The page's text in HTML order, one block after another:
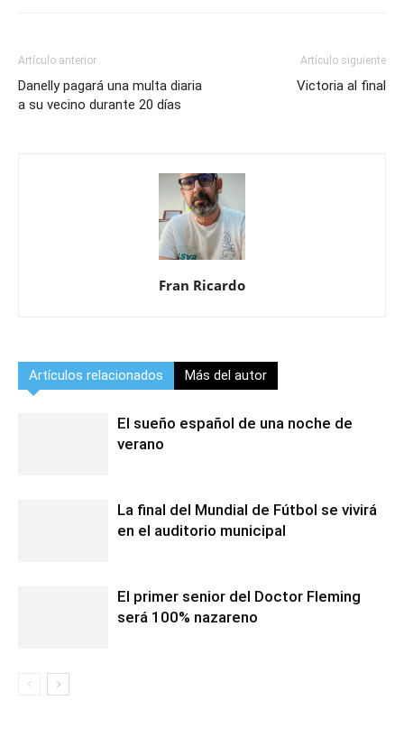
Artículo anterior
Danelly pagará una multa diaria
a su vecino durante 20 días
Artículo siguiente
Victoria al final
Fran Ricardo
Artículos relacionados Más del autor
El sueño español de una noche de
verano
La final del Mundial de Fútbol se vivirá
en el auditorio municipal
El primer senior del Doctor Fleming
será 100% nazareno